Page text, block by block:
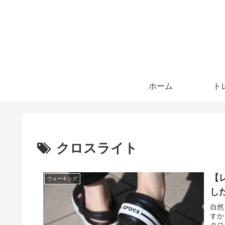
ホーム
クロスライト
ウォーキング
し
自
す